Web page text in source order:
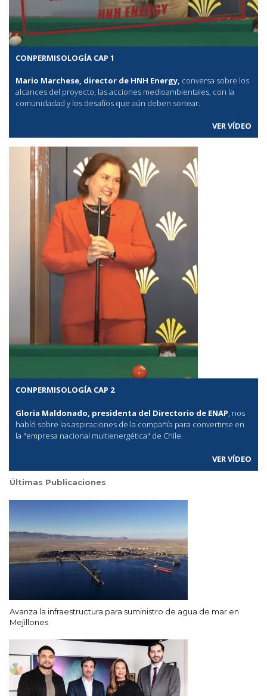
CONPERMISOLOGÍA CAP 1
Mario Marchese, director de HNH Energy, conversa sobre los
alcances del proyecto, las acciones medioambientales, con la
comunidadad y los desafíos que aún deben sortear.
VER VÍDEO
CONPERMISOLOGÍA CAP 2
Gloria Maldonado, presidenta del Directorio de ENAP , nos
habló sobre las aspiraciones de la compañía para convertirse en
la "empresa nacional multienergética" de Chile.
VER VÍDEO
Últimas Publicaciones
Avanza la infraestructura para suministro de agua de mar en
Mejillones